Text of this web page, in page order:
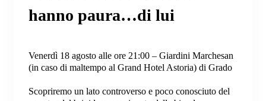
hanno paura…di lui
Venerdì 18 agosto alle ore 21:00 – Giardini Marchesan
(in caso di maltempo al Grand Hotel Astoria) di Grado
Scopriremo un lato controverso e poco conosciuto del